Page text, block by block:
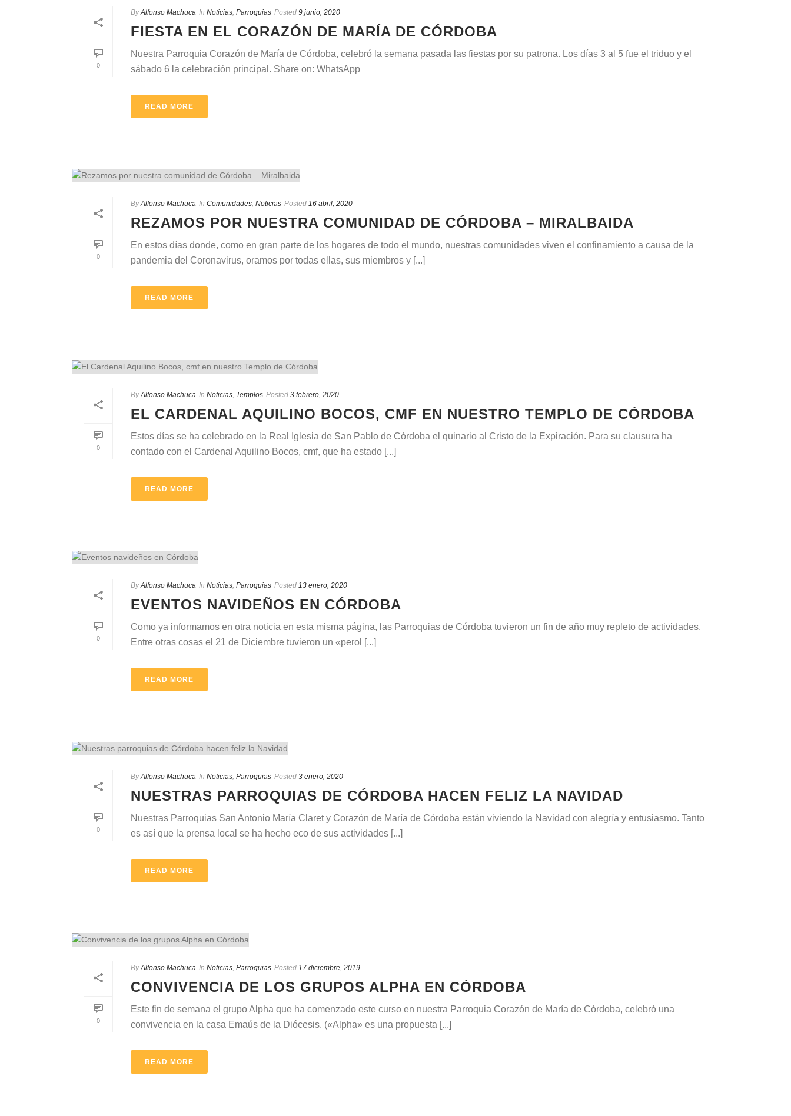
0
By Alfonso Machuca In Noticias, Parroquias Posted 9 junio, 2020
FIESTA EN EL CORAZÓN DE MARÍA DE CÓRDOBA
Nuestra Parroquia Corazón de María de Córdoba, celebró la semana pasada las fiestas por su patrona. Los días 3 al 5 fue el triduo y el
sábado 6 la celebración principal. Share on: WhatsApp
READ MORE
0
By Alfonso Machuca In Comunidades Noticias Posted 16 abril, 2020
REZAMOS POR NUESTRA COMUNIDAD DE CÓRDOBA – MIRALBAIDA
En estos días donde, como en gran parte de los hogares de todo el mundo, nuestras comunidades viven el confinamiento a causa de la
pandemia del Coronavirus, oramos por todas ellas, sus miembros y [...]
READ MORE
0
By Alfonso Machuca In Noticias Templos Posted 3 febrero, 2020
EL CARDENAL AQUILINO BOCOS, CMF EN NUESTRO TEMPLO DE CÓRDOBA
Estos días se ha celebrado en la Real Iglesia de San Pablo de Córdoba el quinario al Cristo de la Expiración. Para su clausura ha
contado con el Cardenal Aquilino Bocos, cmf, que ha estado [...]
READ MORE
0
By Alfonso Machuca In Noticias, Parroquias Posted 13 enero, 2020
EVENTOS NAVIDEÑOS EN CÓRDOBA
Como ya informamos en otra noticia en esta misma página, las Parroquias de Córdoba tuvieron un fin de año muy repleto de actividades.
Entre otras cosas el 21 de Diciembre tuvieron un «perol [...]
READ MORE
0
By Alfonso Machuca In Noticias, Parroquias Posted 3 enero, 2020
NUESTRAS PARROQUIAS DE CÓRDOBA HACEN FELIZ LA NAVIDAD
Nuestras Parroquias San Antonio María Claret y Corazón de María de Córdoba están viviendo la Navidad con alegría y entusiasmo. Tanto
es así que la prensa local se ha hecho eco de sus actividades [...]
READ MORE
0
By Alfonso Machuca In Noticias, Parroquias Posted 17 diciembre, 2019
CONVIVENCIA DE LOS GRUPOS ALPHA EN CÓRDOBA
Este fin de semana el grupo Alpha que ha comenzado este curso en nuestra Parroquia Corazón de María de Córdoba, celebró una
convivencia en la casa Emaús de la Diócesis. («Alpha» es una propuesta [...]
READ MORE